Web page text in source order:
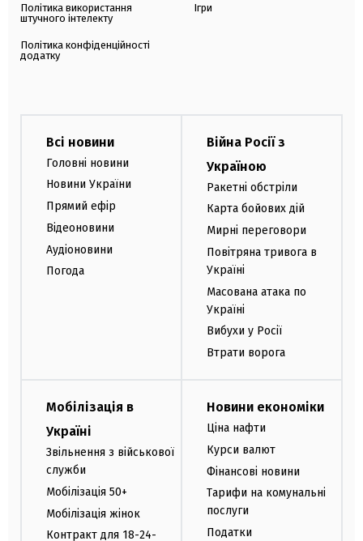
Політика використання
штучного інтелекту
Політика конфіденційності
додатку
Ігри
Всі новини
Головні новини
Новини України
Прямий ефір
Відеоновини
Аудіоновини
Погода
Війна Росії з
Україною
Ракетні обстріли
Карта бойових дій
Мирні переговори
Повітряна тривога в
Україні
Масована атака по
Україні
Вибухи у Росії
Втрати ворога
Мобілізація в
Україні
Звільнення з військової
служби
Мобілізація 50+
Мобілізація жінок
Контракт для 18-24-
Новини економіки
Ціна нафти
Курси валют
Фінансові новини
Тарифи на комунальні
послуги
Податки